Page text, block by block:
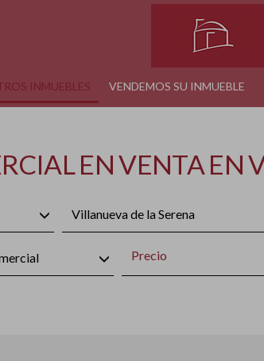
INMUEBLES VENDEMOS SU INMUEBLE
EN VENTA EN
Villanueva de la Serena
Precio